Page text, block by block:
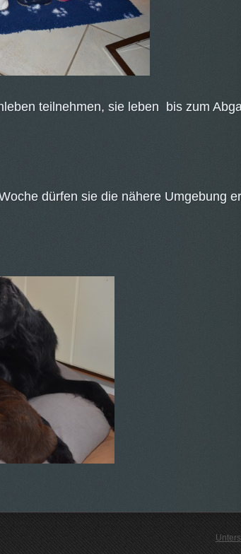
teilnehmen, sie leben bis zum
dürfen sie die nähere Umgebung